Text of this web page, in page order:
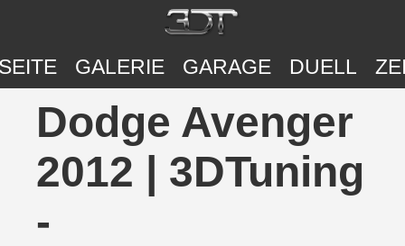
GALERIE GARAGE DUELL
Dodge Avenger
2012 | 3DTuning
-